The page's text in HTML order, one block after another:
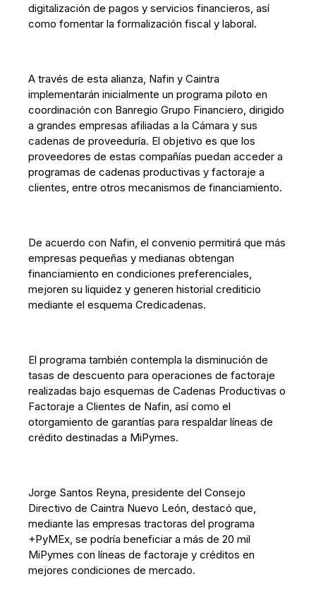
digitalización de pagos y servicios financieros, así
como fomentar la formalización fiscal y laboral.
A través de esta alianza, Nafin y Caintra
implementarán inicialmente un programa piloto en
coordinación con Banregio Grupo Financiero, dirigido
a grandes empresas afiliadas a la Cámara y sus
cadenas de proveeduría. El objetivo es que los
proveedores de estas compañías puedan acceder a
programas de cadenas productivas y factoraje a
clientes, entre otros mecanismos de financiamiento.
De acuerdo con Nafin, el convenio permitirá que más
empresas pequeñas y medianas obtengan
financiamiento en condiciones preferenciales,
mejoren su liquidez y generen historial crediticio
mediante el esquema Credicadenas.
El programa también contempla la disminución de
tasas de descuento para operaciones de factoraje
realizadas bajo esquemas de Cadenas Productivas o
Factoraje a Clientes de Nafin, así como el
otorgamiento de garantías para respaldar líneas de
crédito destinadas a MiPymes.
Jorge Santos Reyna, presidente del Consejo
Directivo de Caintra Nuevo León, destacó que,
mediante las empresas tractoras del programa
+PyMEx, se podría beneficiar a más de 20 mil
MiPymes con líneas de factoraje y créditos en
mejores condiciones de mercado.